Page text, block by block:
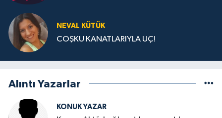
NEVAL KÜTÜK
COŞKU KANATLARIYLA UÇ!
Alıntı Yazarlar
KONUK YAZAR